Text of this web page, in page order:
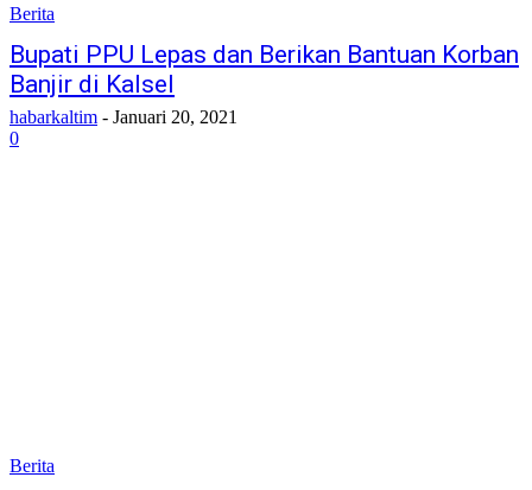
Berita
Bupati PPU Lepas dan Berikan Bantuan Korban
Banjir di Kalsel
habarkaltim - Januari 20, 2021
0
Berita